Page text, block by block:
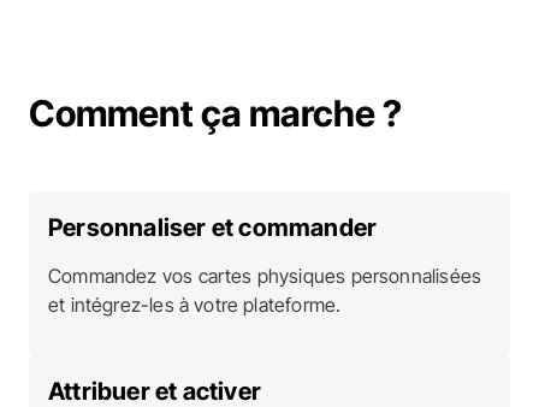
Comment ça marche ?
Personnaliser et commander
Commandez vos cartes physiques personnalisées
et intégrez-les à votre plateforme.
Attribuer et activer